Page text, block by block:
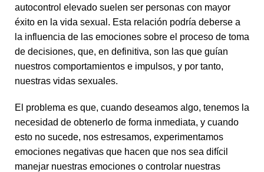
autocontrol elevado suelen ser personas con mayor
éxito en la vida sexual. Esta relación podría deberse a
la influencia de las emociones sobre el proceso de toma
de decisiones, que, en definitiva, son las que guían
nuestros comportamientos e impulsos, y por tanto,
nuestras vidas sexuales.
El problema es que, cuando deseamos algo, tenemos la
necesidad de obtenerlo de forma inmediata, y cuando
esto no sucede, nos estresamos, experimentamos
emociones negativas que hacen que nos sea difícil
manejar nuestras emociones o controlar nuestras